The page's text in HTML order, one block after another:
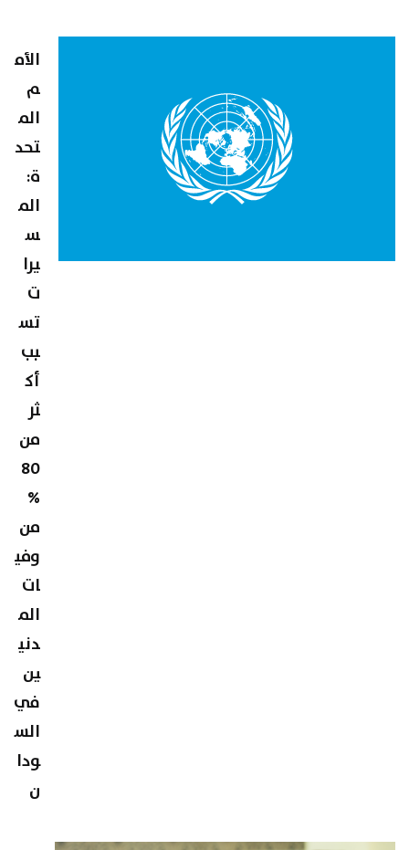
الأم
م
الم
تحد
ة:
الم
س
يرا
ت
تس
بب
أك
ثر
من
80
%
من
وفي
ات
الم
دني
ين
في
الس
ودا
ن